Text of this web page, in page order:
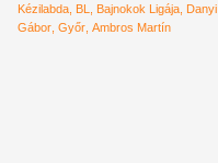
Kézilabda BL Bajnokok Ligája Danyi
Gábor Győr Ambros Martín